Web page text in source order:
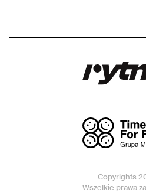
Copyrights
Wszelkie prawa